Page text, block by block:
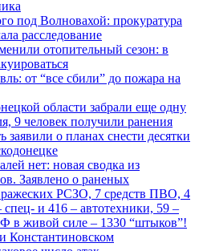
под Волновахой: прокуратура
расследование
отопительный сезон: в
от “все сбили” до пожара на
области забрали еще одну
9 человек получили ранения
заявили о планах снести десятки
нет: новая сводка из
Заявлено о раненых
РСЗО, 7 средств ПВО, 4
спец- и 416 – автотехники, 59 –
в живой силе – 1330 “штыков”!
Константиновском